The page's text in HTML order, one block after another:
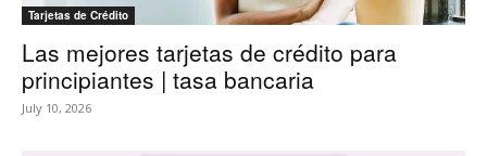
Tarjetas de Crédito
Las mejores tarjetas de crédito para
principiantes | tasa bancaria
July 10, 2026